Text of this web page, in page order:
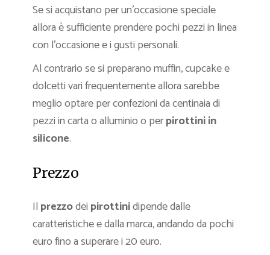
Se si acquistano per un’occasione speciale
allora è sufficiente prendere pochi pezzi in linea
con l’occasione e i gusti personali.
Al contrario se si preparano muffin, cupcake e
dolcetti vari frequentemente allora sarebbe
meglio optare per confezioni da centinaia di
pezzi in carta o alluminio o perpirottini in
silicone.
Prezzo
Il prezzodei pirottinidipende dalle
caratteristiche e dalla marca, andando da pochi
euro fino a superare i 20 euro.